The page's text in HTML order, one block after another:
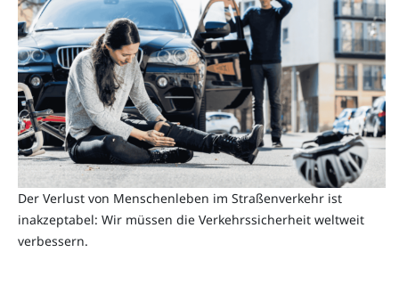
Der Verlust von Menschenleben im Straßenverkehr ist
inakzeptabel: Wir müssen die Verkehrssicherheit weltweit
verbessern.